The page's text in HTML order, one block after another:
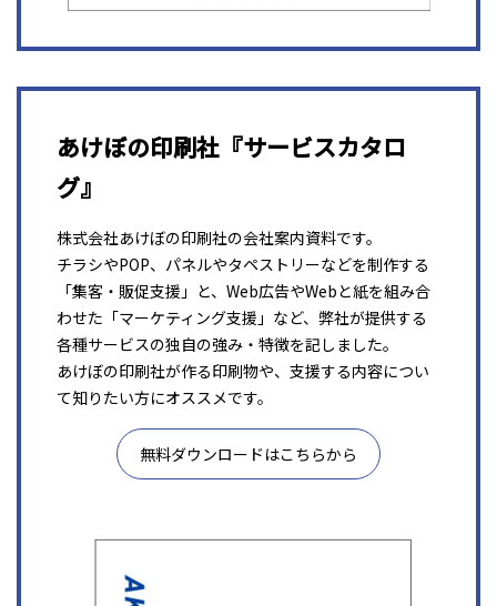
あけぼの印刷社『サービスカタロ
グ』
株式会社あけぼの印刷社の会社案内資料です。
チラシやPOP、パネルやタペストリーなどを制作する
「集客・販促支援」と、Web広告やWebと紙を組み合
わせた「マーケティング支援」など、弊社が提供する
各種サービスの独自の強み・特徴を記しました。
あけぼの印刷社が作る印刷物や、支援する内容につい
て知りたい方にオススメです。
無料ダウンロードはこちらから